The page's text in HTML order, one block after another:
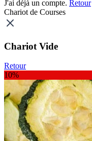
J'ai déjà un compte. Retour
Chariot de Courses
Chariot Vide
Retour
10%